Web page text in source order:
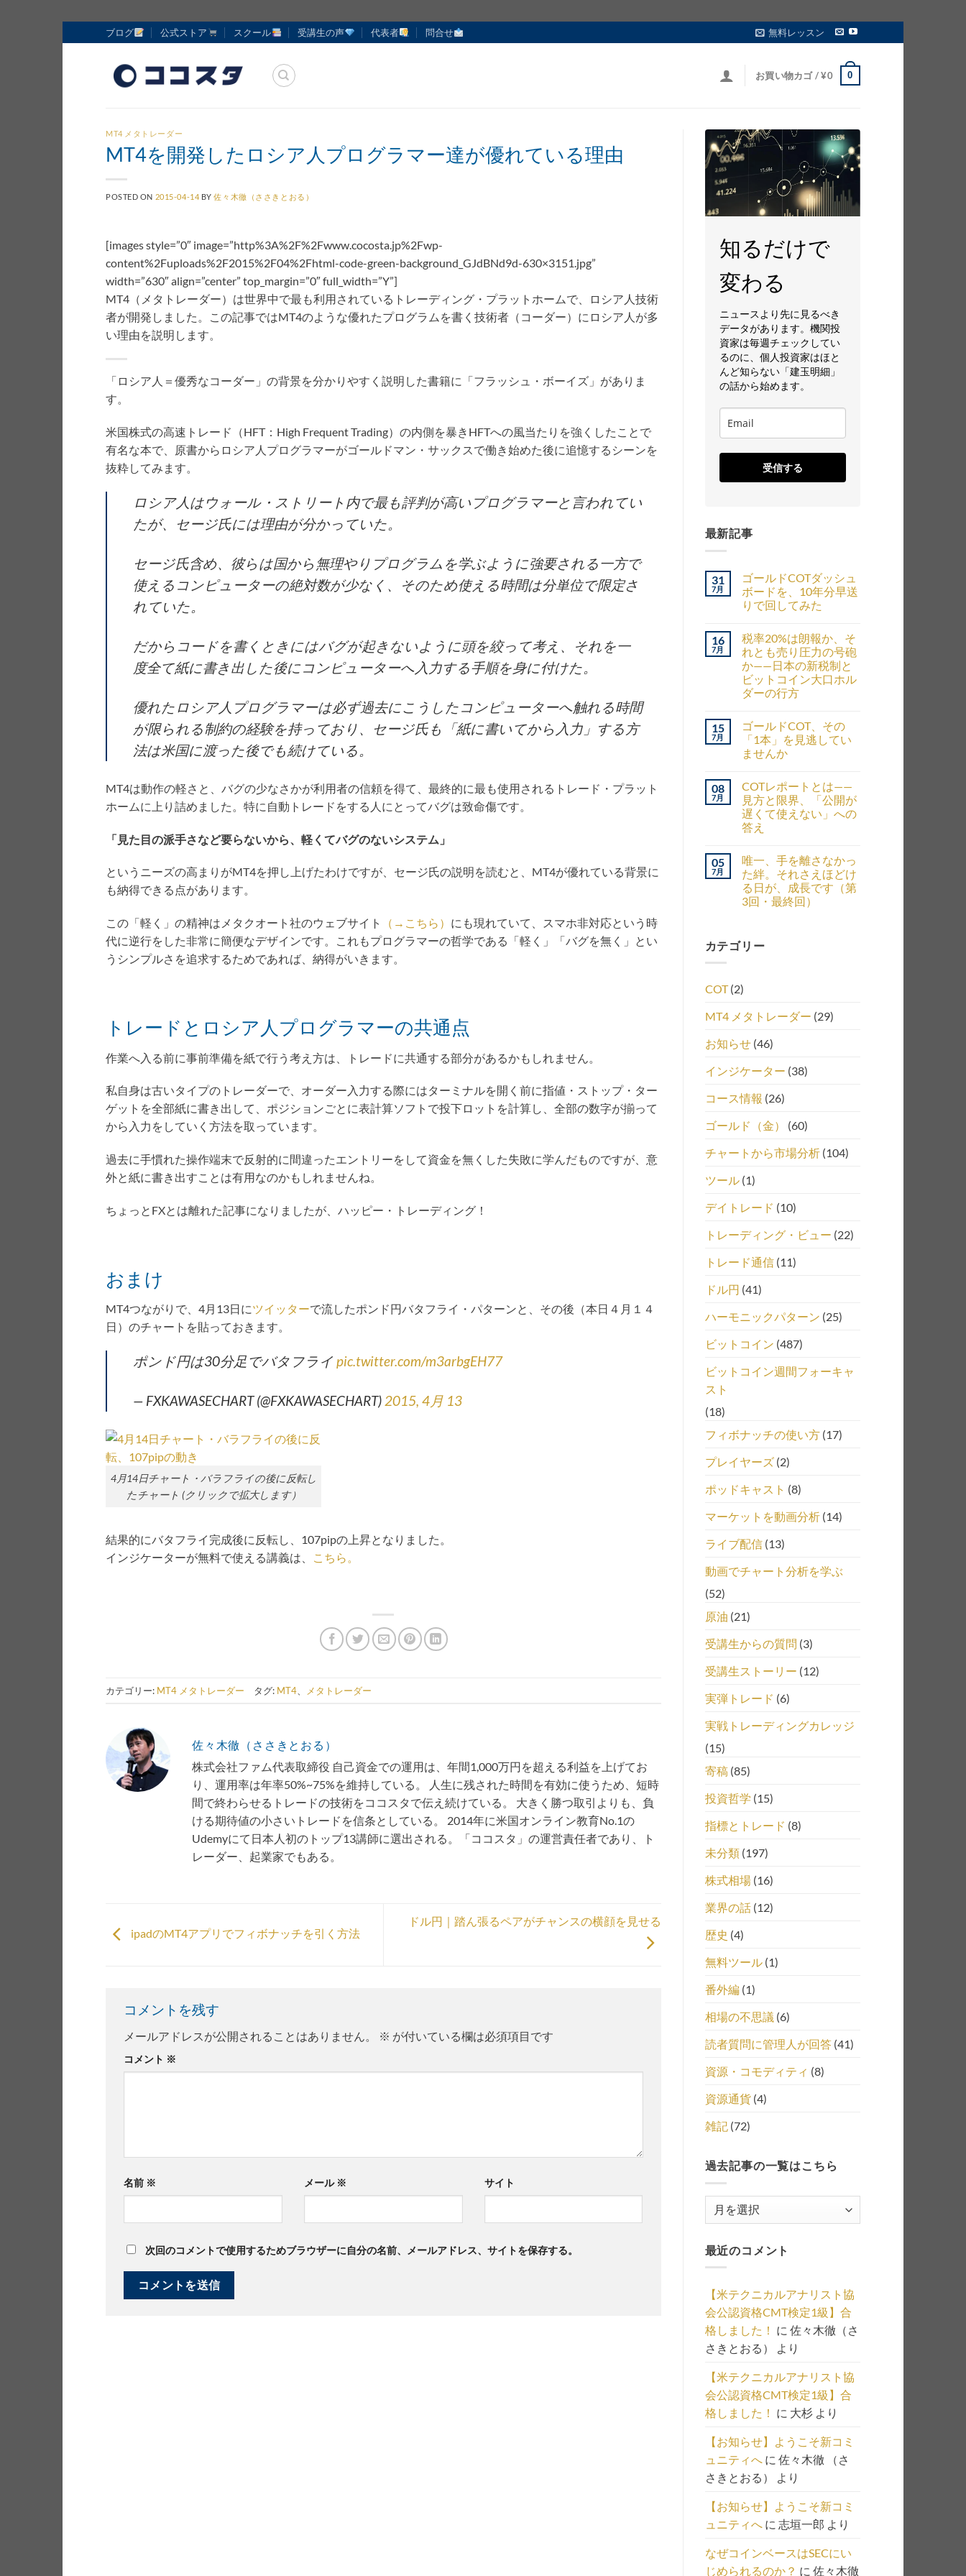
to
ブログ 公式ストア スクール 受講生の声 代表者 問合せ 無料レッスン
お買い物カゴ /¥0 0
MT4 メタトレーダー
MT4を開発したロシア人プログラマー達が優れている理由
POSTED ON 2015-04-14 BY佐々木徹（ささきとおる）
[images style=”0″ image=”http%3A%2F%2Fwww.cocosta.jp%2Fwp-
content%2Fuploads%2F2015%2F04%2Fhtml-code-green-background_GJdBNd9d-630×3151.jpg”
width=”630″ align=”center” top_margin=”0″ full_width=”Y”]
MT4（メタトレーダー）は世界中で最も利用されているトレーディング・プラットホームで、ロシア人技術
者が開発しました。この記事ではMT4のような優れたプログラムを書く技術者（コーダー）にロシア人が多
い理由を説明します。
「ロシア人＝優秀なコーダー」の背景を分かりやすく説明した書籍に「フラッシュ・ボーイズ」がありま
す。
米国株式の高速トレード（HFT：High Frequent Trading）の内側を暴きHFTへの風当たりを強くしたことで
有名な本で、原書からロシア人プログラマーがゴールドマン・サックスで働き始めた後に追憶するシーンを
抜粋してみます。
ロシア人はウォール・ストリート内で最も評判が高いプログラマーと言われてい
たが、セージ氏には理由が分かっていた。
セージ氏含め、彼らは国から無理やりプログラムを学ぶように強要される一方で
使えるコンピューターの絶対数が少なく、そのため使える時間は分単位で限定さ
れていた。
だからコードを書くときにはバグが起きないように頭を絞って考え、それを一
度全て紙に書き出した後にコンピューターへ入力する手順を身に付けた。
優れたロシア人プログラマーは必ず過去にこうしたコンピューターへ触れる時間
が限られる制約の経験を持っており、セージ氏も「紙に書いてから入力」する方
法は米国に渡った後でも続けている。
MT4は動作の軽さと、バグの少なさかが利用者の信頼を得て、最終的に最も使用されるトレード・プラット
ホームに上り詰めました。特に自動トレードをする人にとってバグは致命傷です。
「見た目の派手さなど要らないから、軽くてバグのないシステム」
というニーズの高まりがMT4を押し上げたわけですが、セージ氏の説明を読むと、MT4が優れている背景に
も納得できる点があります。
この「軽く」の精神はメタクオート社のウェブサイト （→こちら） にも現れていて、スマホ非対応という時
代に逆行をした非常に簡便なデザインです。これもプログラマーの哲学である「軽く」「バグを無く」とい
うシンプルさを追求するためであれば、納得がいきます。
トレードとロシア人プログラマーの共通点
作業へ入る前に事前準備を紙で行う考え方は、トレードに共通する部分があるかもしれません。
私自身は古いタイプのトレーダーで、オーダー入力する際にはターミナルを開く前に指値・ストップ・ター
ゲットを全部紙に書き出して、ポジションごとに表計算ソフトで投下ロットを計算し、全部の数字が揃って
から入力をしていく方法を取っています。
過去に手慣れた操作端末で反射的に間違ったエントリーをして資金を無くした失敗に学んだものですが、意
外と紙に書き出すことは有用なのかもしれませんね。
ちょっとFXとは離れた記事になりましたが、ハッピー・トレーディング！
おまけ
MT4つながりで、4月13日にツイッターで流したポンド円バタフライ・パターンと、その後（本日４月１４
日）のチャートを貼っておきます。
ポンド円は30分足でバタフライ pic.twitter.com/m3arbgEH77
— FXKAWASECHART (@FXKAWASECHART) 2015, 4月 13
4月14日チャート・バラフライの後に反転し
たチャート (クリックで拡大します）
結果的にバタフライ完成後に反転し、107pipの上昇となりました。
インジケーターが無料で使える講義は、
こちら。
カテゴリー: MT4 メタトレーダー タグ: MT4 メタトレーダー
佐々木徹（ささきとおる）
株式会社ファム代表取締役 自己資金での運用は、年間1,000万円を超える利益を上げてお
り、運用率は年率50%~75%を維持している。 人生に残された時間を有効に使うため、短時
間で終わらせるトレードの技術をココスタで伝え続けている。 大きく勝つ取引よりも、負
ける期待値の小さいトレードを信条としている。 2014年に米国オンライン教育No.1の
Udemyにて日本人初のトップ13講師に選出される。「ココスタ」の運営責任者であり、ト
レーダー、起業家でもある。
ipadのMT4アプリでフィボナッチを引く方法
ドル円｜踏ん張るペアがチャンスの横顔を見せる
コメントを残す
メールアドレスが公開されることはありません。 ※ が付いている欄は必須項目です
コメント ※
名前 ※ メール ※ サイト
次回のコメントで使用するためブラウザーに自分の名前、メールアドレス、サイトを保存する。
知るだけで
変わる
ニュースより先に見るべき
データがあります。機関投
資家は毎週チェックしてい
るのに、個人投資家はほと
んど知らない「建玉明細」
の話から始めます。
受信する
最新記事
31
7月
ゴールドCOTダッシュ
ボードを、10年分早送
りで回してみた
16
7月
税率20%は朗報か、そ
れとも売り圧力の号砲
か——日本の新税制と
ビットコイン大口ホル
ダーの行方
15
7月
ゴールドCOT、その
「1本」を見逃してい
ませんか
08
7月
COTレポートとは——
見方と限界、「公開が
遅くて使えない」への
答え
05
7月
唯一、手を離さなかっ
た絆。それさえほどけ
る日が、成長です（第
3回・最終回）
カテゴリー
COT(2)
MT4 メタトレーダー (29)
お知らせ(46)
インジケーター (38)
コース情報 (26)
ゴールド（金）
(60)
チャートから市場分析(104)
ツール(1)
デイトレード (10)
トレーディング・ビュー (22)
トレード通信(11)
ドル円 (41)
ハーモニックパターン (25)
ビットコイン (487)
ビットコイン週間フォーキャ
スト
(18)
フィボナッチの使い方(17)
プレイヤーズ(2)
ポッドキャスト (8)
マーケットを動画分析(14)
ライブ配信(13)
動画でチャート分析を学ぶ
(52)
原油 (21)
受講生からの質問 (3)
受講生ストーリー (12)
実弾トレード (6)
実戦トレーディングカレッジ
(15)
寄稿(85)
投資哲学 (15)
指標とトレード (8)
未分類(197)
株式相場(16)
業界の話(12)
歴史 (4)
無料ツール(1)
番外編(1)
相場の不思議 (6)
読者質問に管理人が回答(41)
資源・コモディティ (8)
資源通貨(4)
雑記(72)
過去記事の一覧はこちら
事
の
一
覧
は
こ
ち
ら
最近のコメント
【米テクニカルアナリスト協
会公認資格CMT検定1級】合
格しました！ に 佐々木徹（さ
さきとおる）
より
【米テクニカルアナリスト協
会公認資格CMT検定1級】合
格しました！ に 大杉より
【お知らせ】ようこそ新コミ
ュニティへに 佐々木徹 （さ
さきとおる）
より
【お知らせ】ようこそ新コミ
ュニティへに 志垣一郎 より
なぜコインベースはSECにい
じめられるのか？ に 佐々木徹